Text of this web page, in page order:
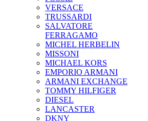
VERSACE
TRUSSARDI
SALVATORE
FERRAGAMO
MICHEL HERBELIN
MISSONI
MICHAEL KORS
EMPORIO ARMANI
ARMANI EXCHANGE
TOMMY HILFIGER
DIESEL
LANCASTER
DKNY